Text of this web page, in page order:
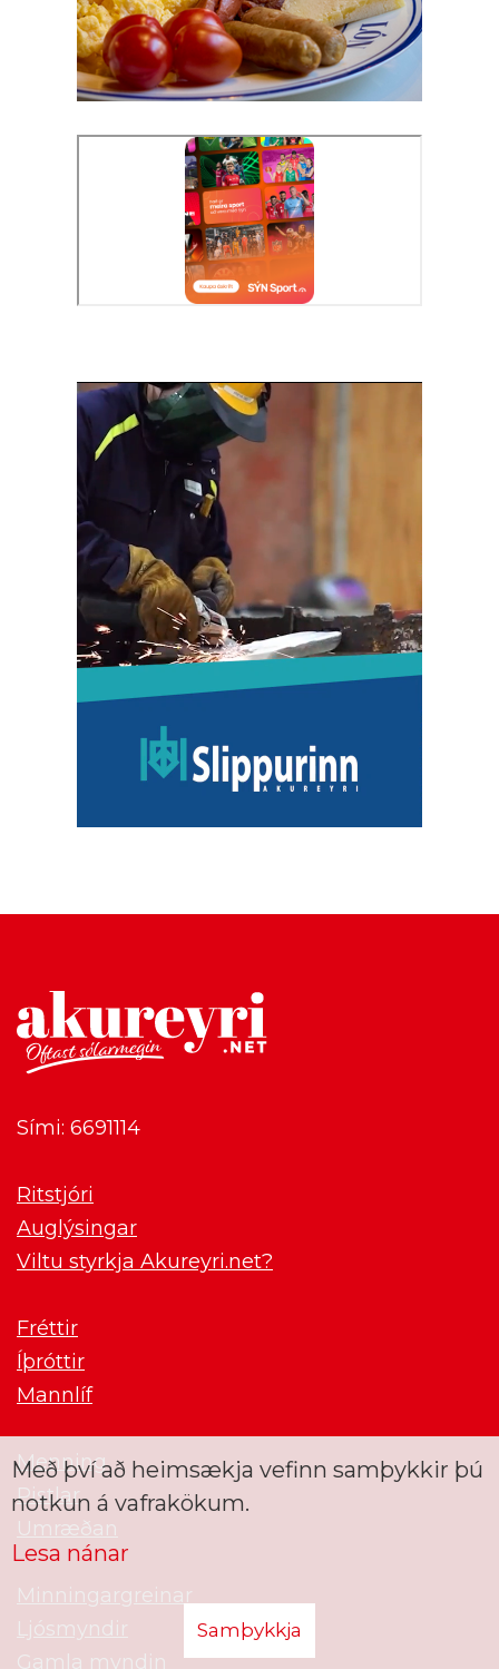
Sími: 6691114
Ritstjóri
Auglýsingar
Viltu styrkja Akureyri.net?
Fréttir
Íþróttir
Mannlíf
Menning
Pistlar
Umræðan
Minningargreinar
Ljósmyndir
Gamla myndin
Með því að heimsækja vefinn samþykkir þú
notkun á vafrakökum.
Lesa nánar
Samþykkja